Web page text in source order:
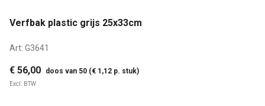
Verfbak plastic grijs 25x33cm
Art: G3641
€ 56,00 doos van 50 (€ 1,12 p. stuk)
Excl. BTW